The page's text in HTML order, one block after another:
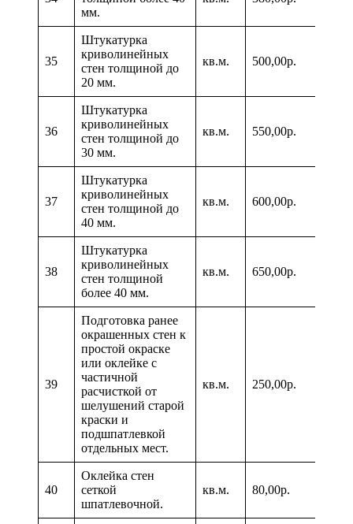
мм.
35
Штукатурка
криволинейных
стен толщиной до
20 мм.
кв.м. 500,00р.
36
Штукатурка
криволинейных
стен толщиной до
30 мм.
кв.м. 550,00р.
37
Штукатурка
криволинейных
стен толщиной до
40 мм.
кв.м. 600,00р.
38
Штукатурка
криволинейных
стен толщиной
более 40 мм.
кв.м. 650,00р.
39
Подготовка ранее
окрашенных стен к
простой окраске
или оклейке с
частичной
расчисткой от
шелушений старой
краски и
подшпатлевкой
отдельных мест.
кв.м. 250,00р.
40
Оклейка стен
сеткой
шпатлевочной.
кв.м. 80,00р.